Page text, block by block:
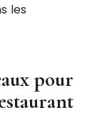
les
pour